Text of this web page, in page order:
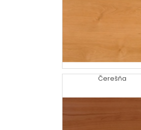
Čerešňa